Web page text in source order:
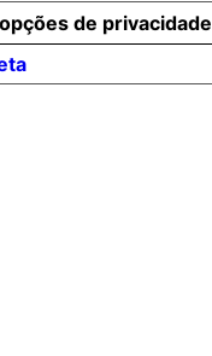
de privacidade